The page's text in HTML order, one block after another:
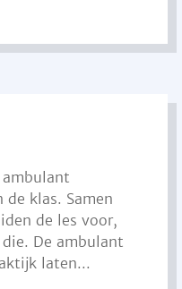
klas. Samen
de les voor,
De ambulant
laten...